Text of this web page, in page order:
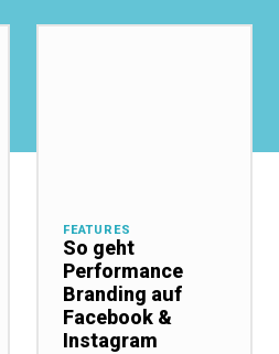
FEATURES
So geht
Performance
Branding auf
Facebook &
Instagram